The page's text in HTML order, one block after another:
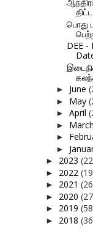
பொது
DEE -
► June
► May
► April
► March
►
►
► 2023
► 2022
► 2021
► 2020
► 2019
► 2018